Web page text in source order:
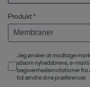
Produkt*
Jeg ønsker at modtage
såsom nyhedsbreve, e-mails
begivenhedsinvitationer fra
tid ændre dine præferencer.